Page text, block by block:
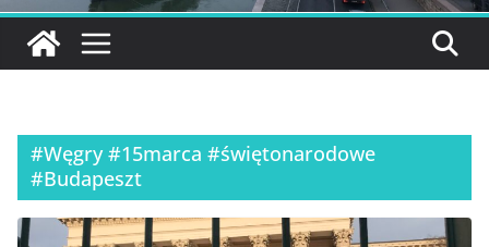
#Węgry #15marca #świętonarodowe
#Budapeszt